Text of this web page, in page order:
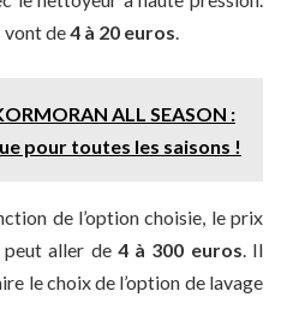
vont de4 à 20 euros.
ALL SEASON :
pour toutes les saisons !
de l’option choisie, le prix
peut aller de 4 à 300 euros . Il
le choix de l’option de lavage